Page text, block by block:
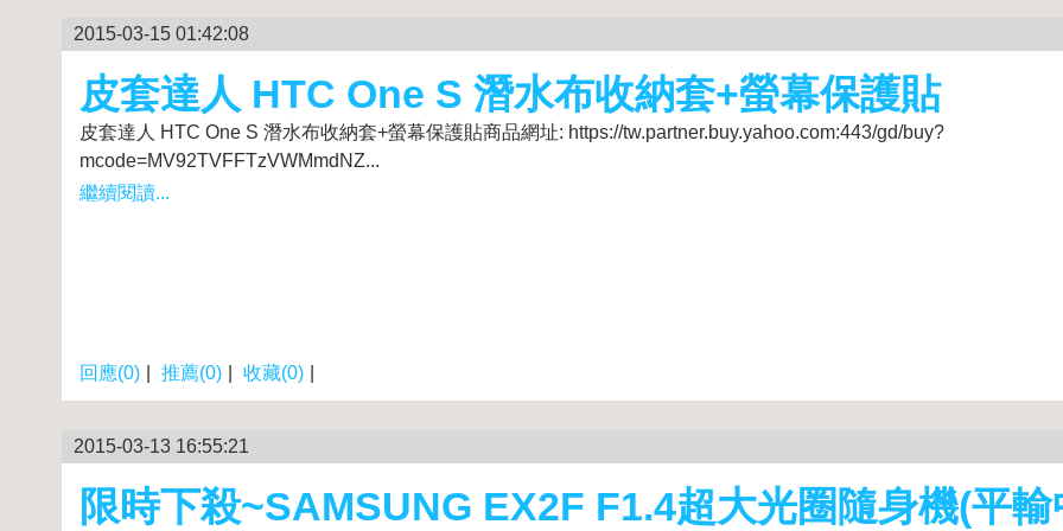
2015-03-15 01:42:08
皮套達人 HTC One S 潛水布收納套+螢幕保護貼
皮套達人 HTC One S 潛水布收納套+螢幕保護貼商品網址: https://tw.partner.buy.yahoo.com:443/gd/buy?
mcode=MV92TVFFTzVWMmdNZ...
繼續閱讀...
回應(0) 推薦(0) 收藏(0)
2015-03-13 16:55:21
限時下殺~SAMSUNG EX2F F1.4超大光圈隨身機(平輸